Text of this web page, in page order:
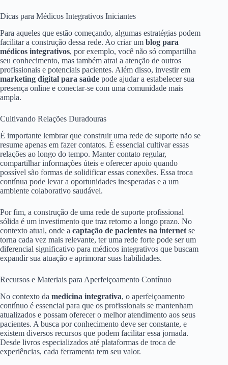
Dicas para Médicos Integrativos Iniciantes
Para aqueles que estão começando, algumas estratégias podem
facilitar a construção dessa rede. Ao criar um blog para
médicos integrativos, por exemplo, você não só compartilha
seu conhecimento, mas também atrai a atenção de outros
profissionais e potenciais pacientes. Além disso, investir em
marketing digital para saúde pode ajudar a estabelecer sua
presença online e conectar-se com uma comunidade mais
ampla.
Cultivando Relações Duradouras
É importante lembrar que construir uma rede de suporte não se
resume apenas em fazer contatos. É essencial cultivar essas
relações ao longo do tempo. Manter contato regular,
compartilhar informações úteis e oferecer apoio quando
possível são formas de solidificar essas conexões. Essa troca
contínua pode levar a oportunidades inesperadas e a um
ambiente colaborativo saudável.
Por fim, a construção de uma rede de suporte profissional
sólida é um investimento que traz retorno a longo prazo. No
contexto atual, onde a captação de pacientes na internet se
torna cada vez mais relevante, ter uma rede forte pode ser um
diferencial significativo para médicos integrativos que buscam
expandir sua atuação e aprimorar suas habilidades.
Recursos e Materiais para Aperfeiçoamento Contínuo
No contexto da medicina integrativa, o aperfeiçoamento
contínuo é essencial para que os profissionais se mantenham
atualizados e possam oferecer o melhor atendimento aos seus
pacientes. A busca por conhecimento deve ser constante, e
existem diversos recursos que podem facilitar essa jornada.
Desde livros especializados até plataformas de troca de
experiências, cada ferramenta tem seu valor.